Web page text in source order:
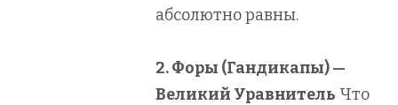
абсолютно равны.
2. Форы (Гандикапы) —
Великий Уравнитель Что